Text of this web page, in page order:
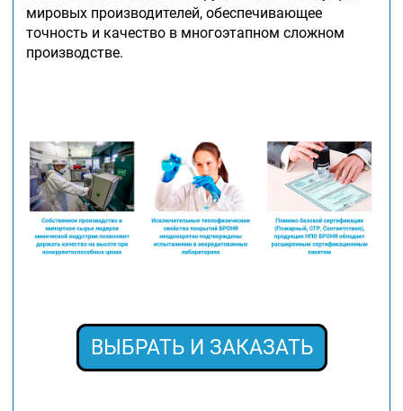
мировых производителей, обеспечивающее
точность и качество в многоэтапном сложном
производстве.
ВЫБРАТЬ И ЗАКАЗАТЬ